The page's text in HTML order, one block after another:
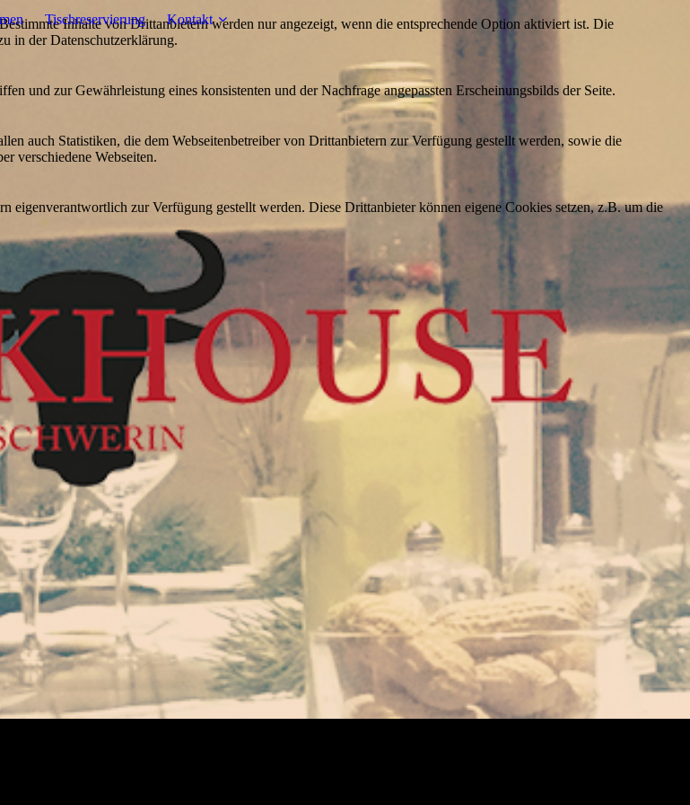
Tischreservierung Kontakt
Inhalte von Drittanbietern werden nur angezeigt, wenn die entsprechende Option aktiviert ist. Die
in der Datenschutzerklärung.
und zur Gewährleistung eines konsistenten und der Nachfrage angepassten Erscheinungsbilds der Seite.
auch Statistiken, die dem Webseitenbetreiber von Drittanbietern zur Verfügung gestellt werden, sowie die
verschiedene Webseiten.
eigenverantwortlich zur Verfügung gestellt werden. Diese Drittanbieter können eigene Cookies setzen, z.B. um die